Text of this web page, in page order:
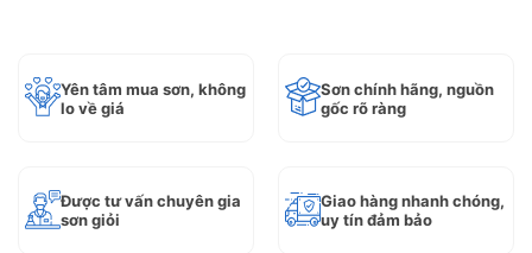
Yên tâm mua sơn, không
lo về giá
Sơn chính hãng, nguồn
gốc rõ ràng
Được tư vấn chuyên gia
sơn giỏi
Giao hàng nhanh chóng,
uy tín đảm bảo